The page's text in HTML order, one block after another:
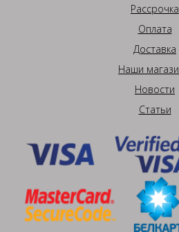
Рассрочка
Оплата
Доставка
Наши
Новости
Статьи